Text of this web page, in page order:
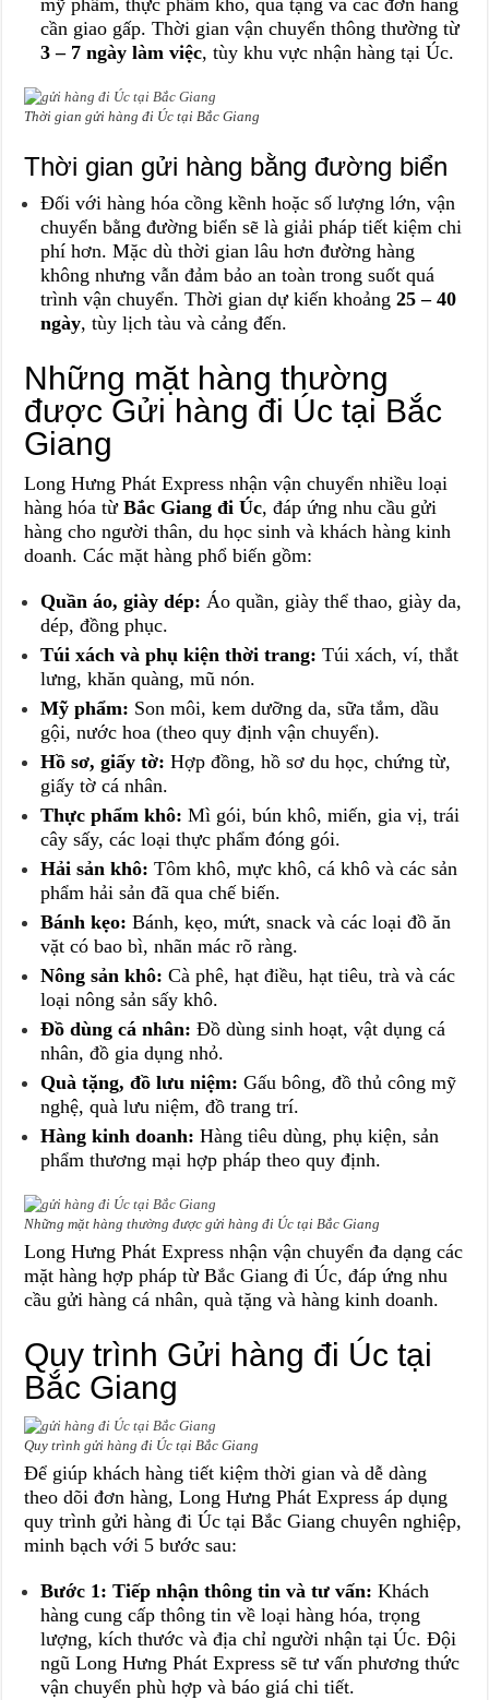
mỹ phẩm, thực phẩm khô, quà tặng và các đơn hàng
cần giao gấp. Thời gian vận chuyển thông thường từ
3 – 7 ngày làm việc, tùy khu vực nhận hàng tại Úc.
Thời gian gửi hàng đi Úc tại Bắc Giang
Thời gian gửi hàng bằng đường biển
Đối với hàng hóa cồng kềnh hoặc số lượng lớn, vận
chuyển bằng đường biển sẽ là giải pháp tiết kiệm chi
phí hơn. Mặc dù thời gian lâu hơn đường hàng
không nhưng vẫn đảm bảo an toàn trong suốt quá
trình vận chuyển. Thời gian dự kiến khoảng25 – 40
ngày, tùy lịch tàu và cảng đến.
Những mặt hàng thường
được Gửi hàng đi Úc tại Bắc
Giang
Long Hưng Phát Express nhận vận chuyển nhiều loại
hàng hóa từBắc Giang đi Úc, đáp ứng nhu cầu gửi
hàng cho người thân, du học sinh và khách hàng kinh
doanh. Các mặt hàng phổ biến gồm:
Quần áo, giày dép: Áo quần, giày thể thao, giày da,
dép, đồng phục.
Túi xách và phụ kiện thời trang: Túi xách, ví, thắt
lưng, khăn quàng, mũ nón.
Mỹ phẩm: Son môi, kem dưỡng da, sữa tắm, dầu
gội, nước hoa (theo quy định vận chuyển).
Hồ sơ, giấy tờ: Hợp đồng, hồ sơ du học, chứng từ,
giấy tờ cá nhân.
Thực phẩm khô: Mì gói, bún khô, miến, gia vị, trái
cây sấy, các loại thực phẩm đóng gói.
Hải sản khô: Tôm khô, mực khô, cá khô và các sản
phẩm hải sản đã qua chế biến.
Bánh kẹo: Bánh, kẹo, mứt, snack và các loại đồ ăn
vặt có bao bì, nhãn mác rõ ràng.
Nông sản khô: Cà phê, hạt điều, hạt tiêu, trà và các
loại nông sản sấy khô.
Đồ dùng cá nhân: Đồ dùng sinh hoạt, vật dụng cá
nhân, đồ gia dụng nhỏ.
Quà tặng, đồ lưu niệm: Gấu bông, đồ thủ công mỹ
nghệ, quà lưu niệm, đồ trang trí.
Hàng kinh doanh: Hàng tiêu dùng, phụ kiện, sản
phẩm thương mại hợp pháp theo quy định.
Những mặt hàng thường được gửi hàng đi Úc tại Bắc Giang
Long Hưng Phát Express nhận vận chuyển đa dạng các
mặt hàng hợp pháp từ Bắc Giang đi Úc, đáp ứng nhu
cầu gửi hàng cá nhân, quà tặng và hàng kinh doanh.
Quy trình Gửi hàng đi Úc tại
Bắc Giang
Quy trình gửi hàng đi Úc tại Bắc Giang
Để giúp khách hàng tiết kiệm thời gian và dễ dàng
theo dõi đơn hàng, Long Hưng Phát Express áp dụng
quy trình gửi hàng đi Úc tại Bắc Giang chuyên nghiệp,
minh bạch với 5 bước sau:
Bước 1: Tiếp nhận thông tin và tư vấn:Khách
hàng cung cấp thông tin về loại hàng hóa, trọng
lượng, kích thước và địa chỉ người nhận tại Úc. Đội
ngũ Long Hưng Phát Express sẽ tư vấn phương thức
vận chuyển phù hợp và báo giá chi tiết.